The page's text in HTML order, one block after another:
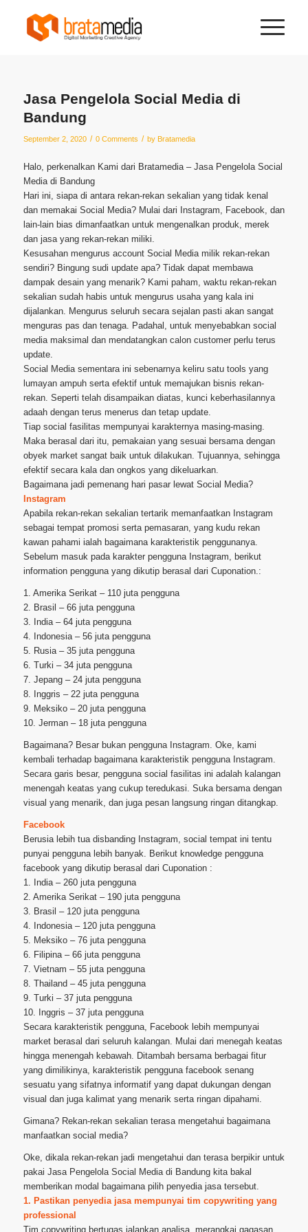
Jasa Pengelola Social Media di
Bandung
September 2, 2020 / 0 Comments / by Bratamedia
Halo, perkenalkan Kami dari Bratamedia – Jasa Pengelola Social
Media di Bandung
Hari ini, siapa di antara rekan-rekan sekalian yang tidak kenal
dan memakai Social Media? Mulai dari Instagram, Facebook, dan
lain-lain bias dimanfaatkan untuk mengenalkan produk, merek
dan jasa yang rekan-rekan miliki.
Kesusahan mengurus account Social Media milik rekan-rekan
sendiri? Bingung sudi update apa? Tidak dapat membawa
dampak desain yang menarik? Kami paham, waktu rekan-rekan
sekalian sudah habis untuk mengurus usaha yang kala ini
dijalankan. Mengurus seluruh secara sejalan pasti akan sangat
menguras pas dan tenaga. Padahal, untuk menyebabkan social
media maksimal dan mendatangkan calon customer perlu terus
update.
Social Media sementara ini sebenarnya keliru satu tools yang
lumayan ampuh serta efektif untuk memajukan bisnis rekan-
rekan. Seperti telah disampaikan diatas, kunci keberhasilannya
adaah dengan terus menerus dan tetap update.
Tiap social fasilitas mempunyai karakternya masing-masing.
Maka berasal dari itu, pemakaian yang sesuai bersama dengan
obyek market sangat baik untuk dilakukan. Tujuannya, sehingga
efektif secara kala dan ongkos yang dikeluarkan.
Bagaimana jadi pemenang hari pasar lewat Social Media?
Instagram
Apabila rekan-rekan sekalian tertarik memanfaatkan Instagram
sebagai tempat promosi serta pemasaran, yang kudu rekan
kawan pahami ialah bagaimana karakteristik penggunanya.
Sebelum masuk pada karakter pengguna Instagram, berikut
information pengguna yang dikutip berasal dari Cuponation.:
1. Amerika Serikat – 110 juta pengguna
2. Brasil – 66 juta pengguna
3. India – 64 juta pengguna
4. Indonesia – 56 juta pengguna
5. Rusia – 35 juta pengguna
6. Turki – 34 juta pengguna
7. Jepang – 24 juta pengguna
8. Inggris – 22 juta pengguna
9. Meksiko – 20 juta pengguna
10. Jerman – 18 juta pengguna
Bagaimana? Besar bukan pengguna Instagram. Oke, kami
kembali terhadap bagaimana karakteristik pengguna Instagram.
Secara garis besar, pengguna social fasilitas ini adalah kalangan
menengah keatas yang cukup teredukasi. Suka bersama dengan
visual yang menarik, dan juga pesan langsung ringan ditangkap.
Facebook
Berusia lebih tua disbanding Instagram, social tempat ini tentu
punyai pengguna lebih banyak. Berikut knowledge pengguna
facebook yang dikutip berasal dari Cuponation :
1. India – 260 juta pengguna
2. Amerika Serikat – 190 juta pengguna
3. Brasil – 120 juta pengguna
4. Indonesia – 120 juta pengguna
5. Meksiko – 76 juta pengguna
6. Filipina – 66 juta pengguna
7. Vietnam – 55 juta pengguna
8. Thailand – 45 juta pengguna
9. Turki – 37 juta pengguna
10. Inggris – 37 juta pengguna
Secara karakteristik pengguna, Facebook lebih mempunyai
market berasal dari seluruh kalangan. Mulai dari menegah keatas
hingga menengah kebawah. Ditambah bersama berbagai fitur
yang dimilikinya, karakteristik pengguna facebook senang
sesuatu yang sifatnya informatif yang dapat dukungan dengan
visual dan juga kalimat yang menarik serta ringan dipahami.
Gimana? Rekan-rekan sekalian terasa mengetahui bagaimana
manfaatkan social media?
Oke, dikala rekan-rekan jadi mengetahui dan terasa berpikir untuk
pakai Jasa Pengelola Social Media di Bandung kita bakal
memberikan modal bagaimana pilih penyedia jasa tersebut.
1. Pastikan penyedia jasa mempunyai tim copywriting yang
professional
Tim copywriting bertugas jalankan analisa, merangkai gagasan